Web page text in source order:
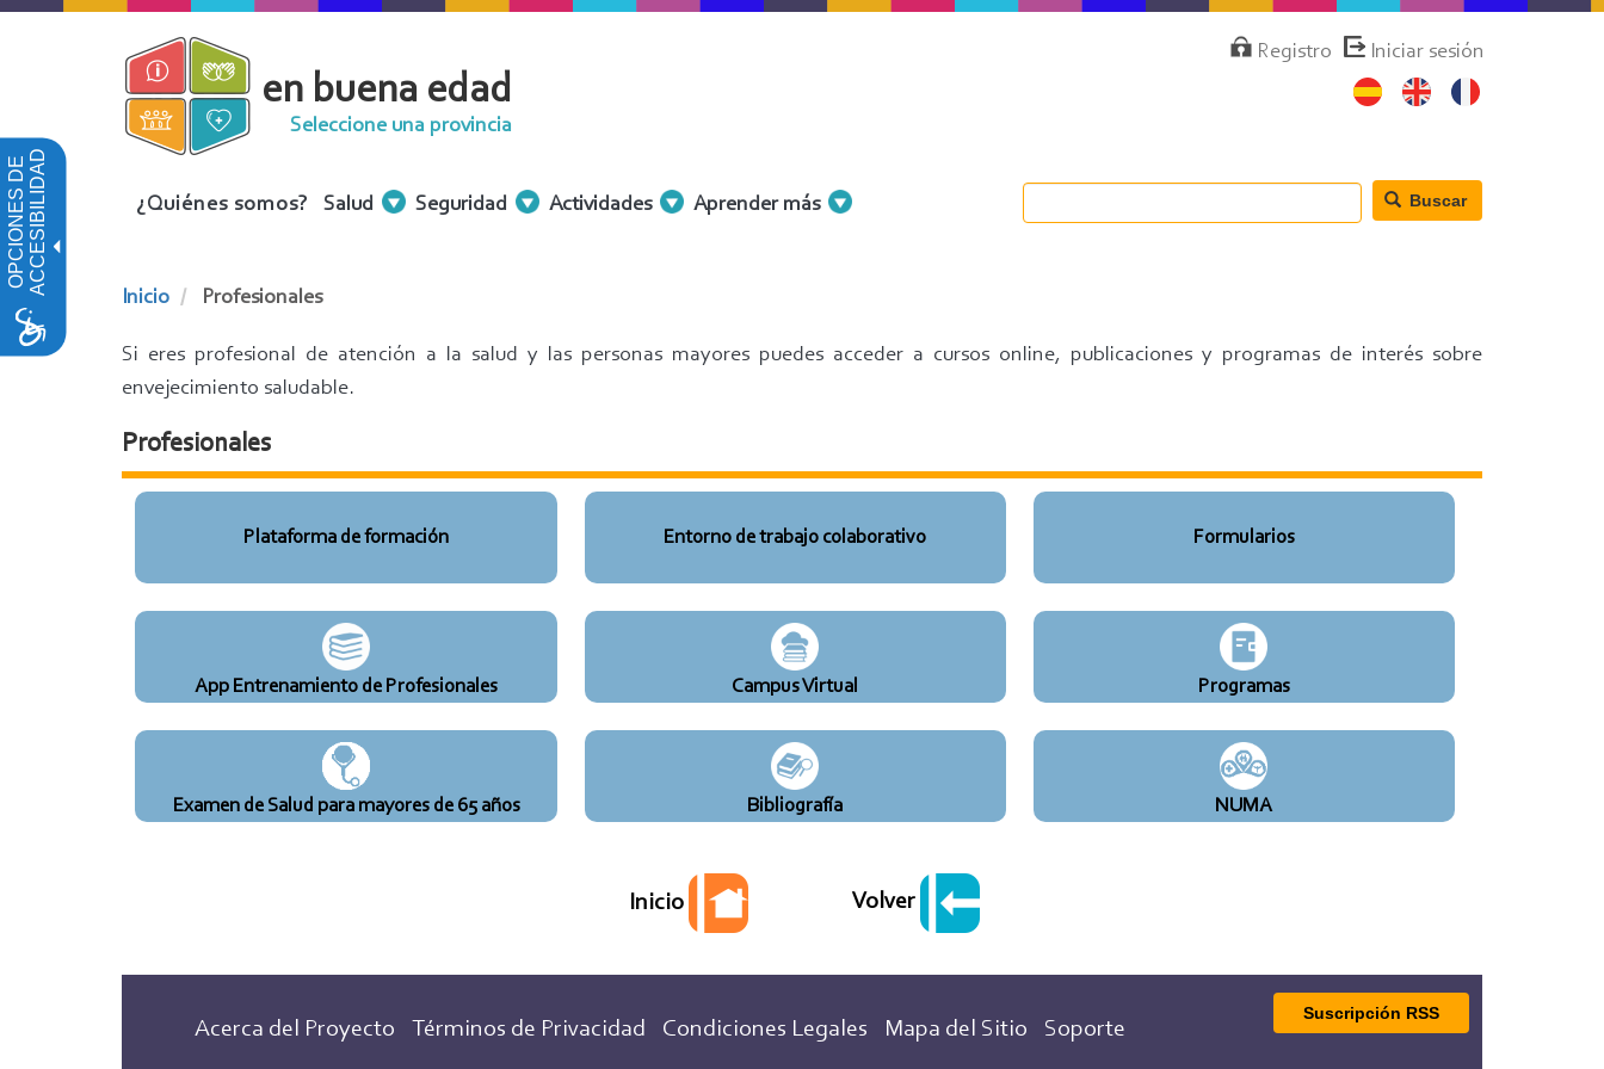
OPCIONES DEACCESIBILIDAD
Pasar
MenúRegistro Iniciar sesión
en buena edad
Seleccione una provincia
Menu
¿Quiénes somos? Salud Seguridad Actividades Aprender más Buscar
Inicio Profesionales
Si eres profesional de atención a la salud y las personas mayores puedes acceder a cursos online, publicaciones y programas de interés sobre
envejecimiento saludable.
Profesionales
Plataforma de formación Entorno de trabajo colaborativo Formularios
App Entrenamiento de Profesionales Campus Virtual Programas
Examen de Salud para mayores de 65 años Bibliografía NUMA
Inicio Volver
Acerca del Proyecto Términos de Privacidad Condiciones Legales Mapa del Sitio Soporte
Suscripción RSS